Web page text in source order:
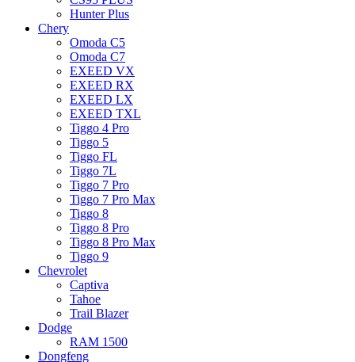
Hunter Plus
Chery
Omoda C5
Omoda C7
EXEED VX
EXEED RX
EXEED LX
EXEED TXL
Tiggo 4 Pro
Tiggo 5
Tiggo FL
Tiggo 7L
Tiggo 7 Pro
Tiggo 7 Pro Max
Tiggo 8
Tiggo 8 Pro
Tiggo 8 Pro Max
Tiggo 9
Chevrolet
Captiva
Tahoe
Trail Blazer
Dodge
RAM 1500
Dongfeng